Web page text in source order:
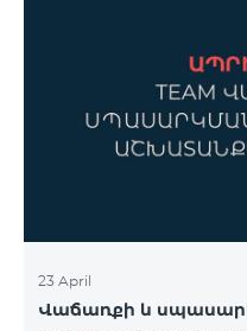
23 April
Վաճառքի և